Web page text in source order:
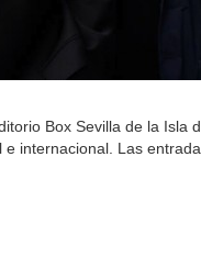
Box Sevilla de la Isla
internacional. Las